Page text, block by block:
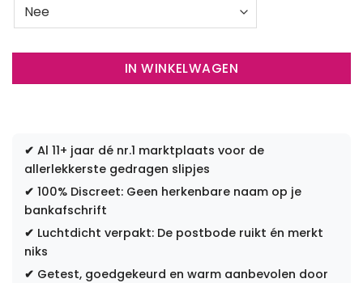
IN WINKELWAGEN
✔ Al 11+ jaar dé nr.1 marktplaats voor de
allerlekkerste gedragen slipjes
✔ 100% Discreet: Geen herkenbare naam op je
bankafschrift
✔ Luchtdicht verpakt: De postbode ruikt én merkt
niks
✔ Getest, goedgekeurd en warm aanbevolen door